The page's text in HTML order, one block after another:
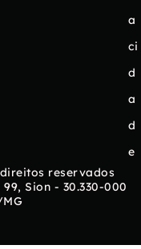
a
ci
d
a
d
e
direitos reservados
Sion - 30.330-000